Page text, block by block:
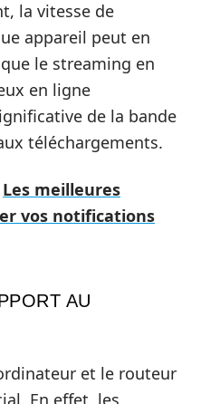
la vitesse de
appareil peut en
le streaming en
en ligne
de la bande
téléchargements.
Les meilleures
vos notifications
AU
et le routeur
En effet, les